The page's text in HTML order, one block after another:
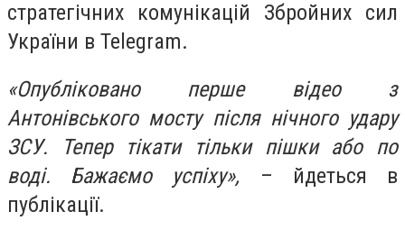
стратегічних комунікацій Збройних сил
України в Telegram.
«Опубліковано перше відео з
Антонівського мосту після нічного удару
ЗСУ. Тепер тікати тільки пішки або по
воді. Бажаємо успіху», – йдеться в
публікації.